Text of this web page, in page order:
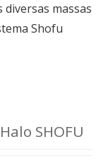
diversas massas
Shofu
SHOFU